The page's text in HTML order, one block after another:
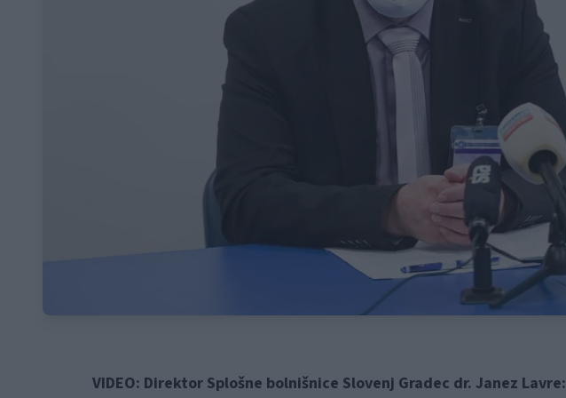
VIDEO: Direktor Splošne bolnišnice Slovenj Gradec dr. Janez Lavre: